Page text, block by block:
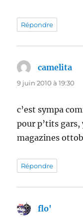
Répondre
camelita
9 juin 2010 à 19:30
c’est sympa
pour p’tits gars,
magazines
Répondre
flo'